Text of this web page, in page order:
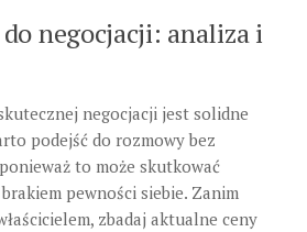
negocjacji: analiza i
negocjacji jest solidne
podejść do rozmowy bez
to może skutkować
pewności siebie. Zanim
zbadaj aktualne ceny